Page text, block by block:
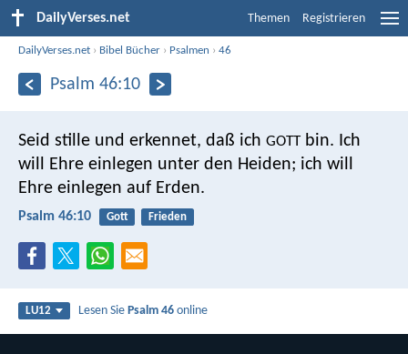
DailyVerses.net Themen Registrieren
DailyVerses.net › Bibel Bücher › Psalmen ›46
Psalm 46:10
Seid stille und erkennet, daß ich GOTT bin. Ich
will Ehre einlegen unter den Heiden; ich will
Ehre einlegen auf Erden.
Psalm 46:10 Gott Frieden
LU12 Lesen SiePsalm 46 online